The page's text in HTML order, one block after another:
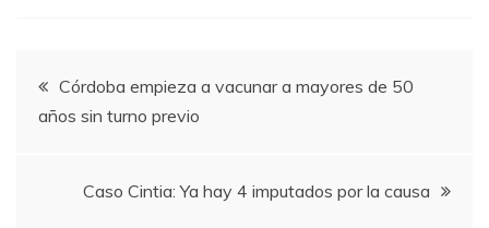
Navegación
de
entradas
Córdoba empieza a vacunar a mayores de 50
años sin turno previo
Caso Cintia: Ya hay 4 imputados por la causa